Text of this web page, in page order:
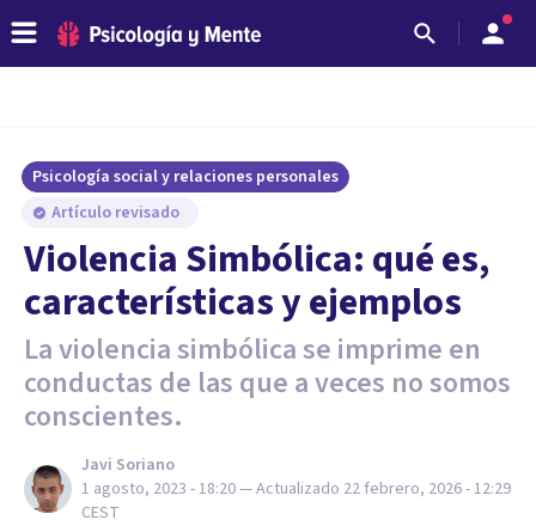
Psicología social y relaciones personales
Artículo revisado
Violencia Simbólica: qué es,
características y ejemplos
La violencia simbólica se imprime en
conductas de las que a veces no somos
conscientes.
Javi Soriano
1 agosto, 2023 - 18:20— Actualizado 22 febrero, 2026 - 12:29
CEST